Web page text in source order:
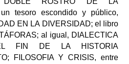
tesoro escondido y público,
EN LA DIVERSIDAD; el libro
al igual, DIALECTICA
FIN DE LA HISTORIA
FILOSOFIA Y CRISIS, entre